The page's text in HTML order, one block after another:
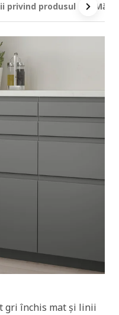
privind produsul
gri închis mat și linii